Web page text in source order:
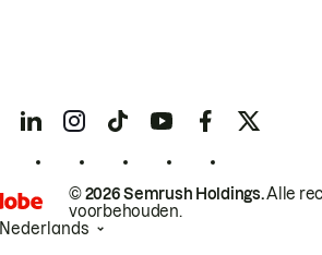
© 2026 Semrush Holdings.Alle
voorbehouden.
Nederlands